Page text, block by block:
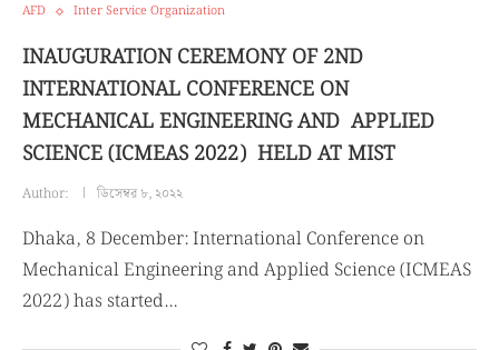
AFD Inter Service Organization
INAUGURATION CEREMONY OF 2ND
INTERNATIONAL CONFERENCE ON
MECHANICAL ENGINEERING AND APPLIED
SCIENCE (ICMEAS 2022) HELD AT MIST
Author: ডিসেম্বর ৮, ২০২২
Dhaka, 8 December: International Conference on
Mechanical Engineering and Applied Science (ICMEAS
2022) has started…